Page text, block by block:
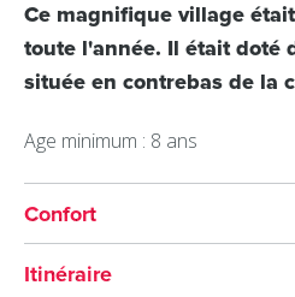
Ce magnifique village
toute l'année. Il était doté
située en contrebas de la
Age minimum : 8 ans
Confort
Itinéraire